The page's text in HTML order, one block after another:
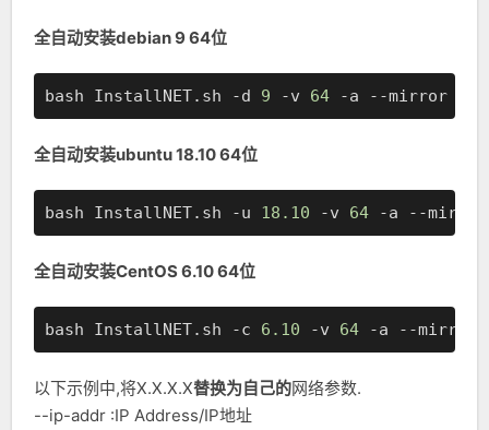
全自动安装debian 9 64位
bash InstallNET.sh -d 9 -v 64 -a --mirror
全自动安装ubuntu 18.10 64位
bash InstallNET.sh -u 18.10 -v 64 -a --
全自动安装CentOS 6.10 64位
bash InstallNET.sh -c 6.10 -v 64 -a --mirror
以下示例中,将X.X.X.X替换为自己的网络参数.
--ip-addr :IP Address/IP地址